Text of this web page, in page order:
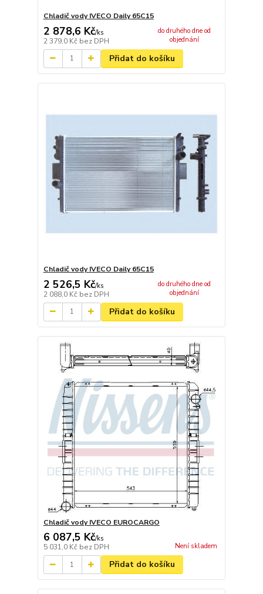
Chladič vody IVECO Daily 65C15
2 878,6 Kč/ks
2 379,0 Kč bez DPH
do druhého dne od
objednání
Přidat do košíku
Chladič vody IVECO Daily 65C15
2 526,5 Kč/ks
2 088,0 Kč bez DPH
do druhého dne od
objednání
Přidat do košíku
Chladič vody IVECO EUROCARGO
6 087,5 Kč/ks
5 031,0 Kč bez DPH Není skladem
Přidat do košíku